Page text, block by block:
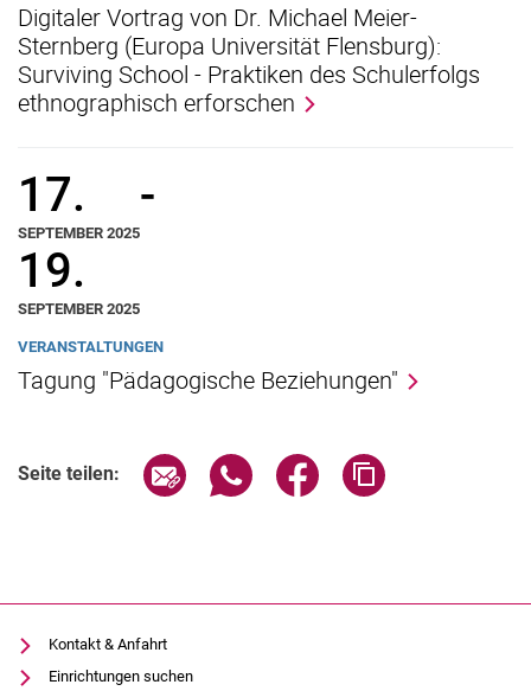
Digitaler Vortrag von Dr. Michael Meier-
Sternberg (Europa Universität Flensburg):
Surviving School - Praktiken des Schulerfolgs
ethnographisch erforschen
17.
SEPTEMBER 2025
-
19.
SEPTEMBER 2025
VERANSTALTUNGEN
Tagung "Pädagogische Beziehungen"
Seite teilen: Seite über E-Mail teilen
Seite über WhatsApp teilen
Seite über Facebook
Kontakt & Anfahrt
Einrichtungen suchen